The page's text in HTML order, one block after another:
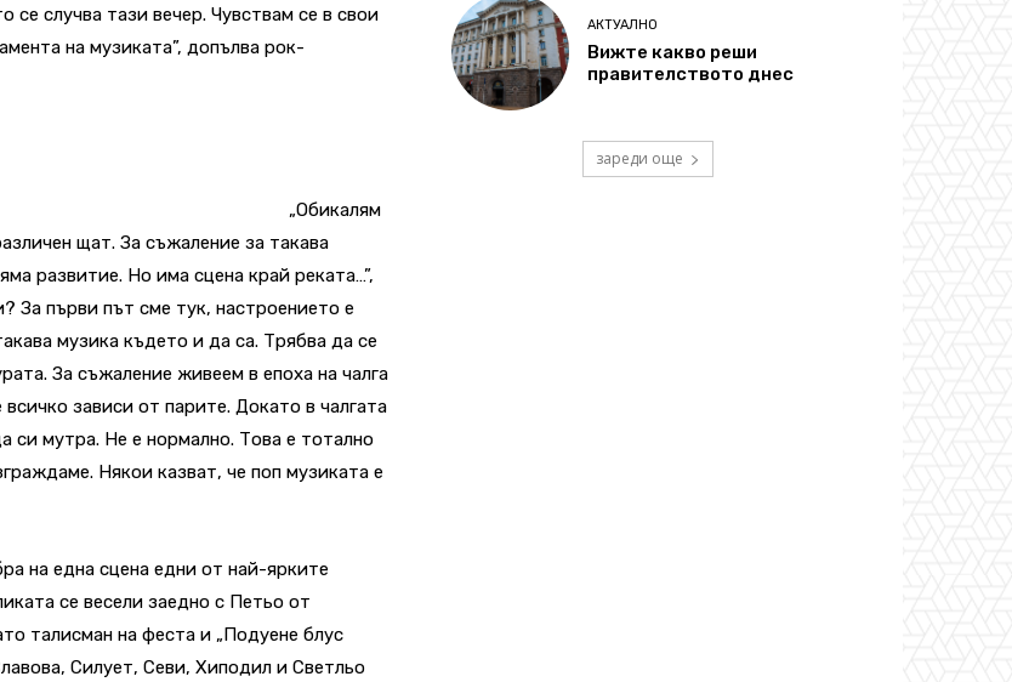
случва тази вечер. Чувствам се в свои
на музиката”, допълва рок-
„Обикалям
щат. За съжаление за такава
развитие. Но има сцена край реката…”,
За първи път сме тук, настроението е
музика където и да са. Трябва да се
За съжаление живеем в епоха на чалга
зависи от парите. Докато в чалгата
си мутра. Не е нормално. Това е тотално
Някои казват, че поп музиката е
на една сцена едни от най-ярките
се весели заедно с Петьо от
талисман на феста и „Подуене блус
Силует, Севи, Хиподил и Светльо
АКТУАЛНО
Вижте какво реши
правителството днес
зареди още